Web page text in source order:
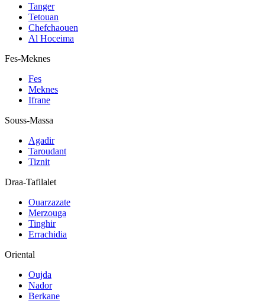
Tanger
Tetouan
Chefchaouen
Al Hoceima
Fes-Meknes
Fes
Meknes
Ifrane
Souss-Massa
Agadir
Taroudant
Tiznit
Draa-Tafilalet
Ouarzazate
Merzouga
Tinghir
Errachidia
Oriental
Oujda
Nador
Berkane